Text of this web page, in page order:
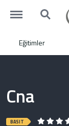
http:// http://
Eğitimler
Cna
BASIT